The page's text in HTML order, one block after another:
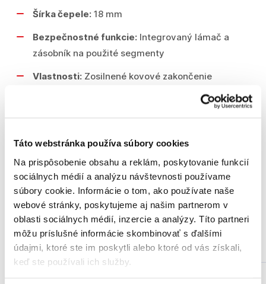
Táto webstránka používa súbory cookies
Na prispôsobenie obsahu a reklám, poskytovanie funkcií
sociálnych médií a analýzu návštevnosti používame
súbory cookie. Informácie o tom, ako používate naše
webové stránky, poskytujeme aj našim partnerom v
oblasti sociálnych médií, inzercie a analýzy. Títo partneri
môžu príslušné informácie skombinovať s ďalšími
údajmi, ktoré ste im poskytli alebo ktoré od vás získali,
keď ste používali ich služby.
Šírka čepele: 18 mm
Bezpečnostné funkcie: Integrovaný lámač a
zásobník na použité segmenty
Vlastnosti: Zosilnené kovové zakončenie
Obsah balenia:Odlamovací nôž, 1x čepeľ
CarbonMax™ (18 mm)
Podobné produkty